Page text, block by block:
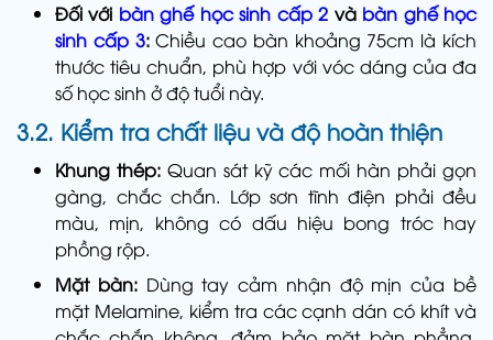
Đối với bàn ghế học sinh cấp 2 và bàn ghế học
sinh cấp 3:Chiều cao bàn khoảng 75cm là kích
thước tiêu chuẩn, phù hợp với vóc dáng của đa
số học sinh ở độ tuổi này.
3.2. Kiểm tra chất liệu và độ hoàn thiện
Khung thép: Quan sát kỹ các mối hàn phải gọn
gàng, chắc chắn. Lớp sơn tĩnh điện phải đều
màu, mịn, không có dấu hiệu bong tróc hay
phồng rộp.
Mặt bàn: Dùng tay cảm nhận độ mịn của bề
mặt Melamine, kiểm tra các cạnh dán có khít và